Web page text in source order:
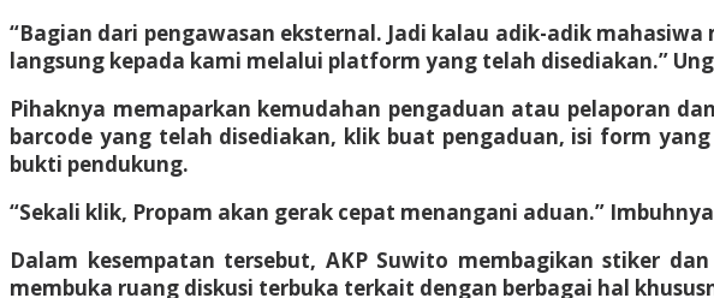
“Bagian dari pengawasan eksternal. Jadi kalau adik-adik
langsung kepada kami melalui platform yang telah disediakan.”
Pihaknya memaparkan kemudahan pengaduan atau pelaporan
barcode yang telah disediakan, klik buat pengaduan, isi form
bukti pendukung.
“Sekali klik, Propam akan gerak cepat menangani aduan.”
Dalam kesempatan tersebut, AKP Suwito membagikan stiker
membuka ruang diskusi terbuka terkait dengan berbagai hal